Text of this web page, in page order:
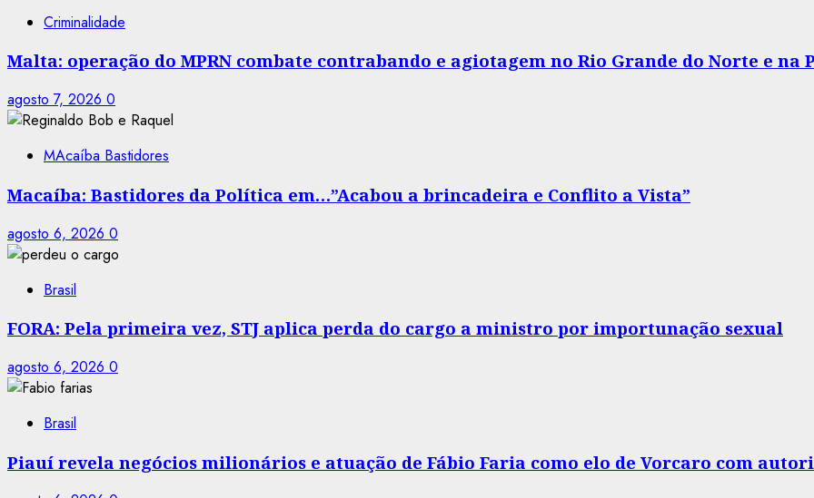
Criminalidade
Malta: operação do MPRN combate contrabando e agiotagem no Rio Grande do Norte e na
agosto 7, 2026 0
MAcaíba Bastidores
Macaíba: Bastidores da Política em…”Acabou a brincadeira e Conflito a Vista”
agosto 6, 2026 0
Brasil
FORA: Pela primeira vez, STJ aplica perda do cargo a ministro por importunação sexual
agosto 6, 2026 0
Brasil
Piauí revela negócios milionários e atuação de Fábio Faria como elo de Vorcaro com